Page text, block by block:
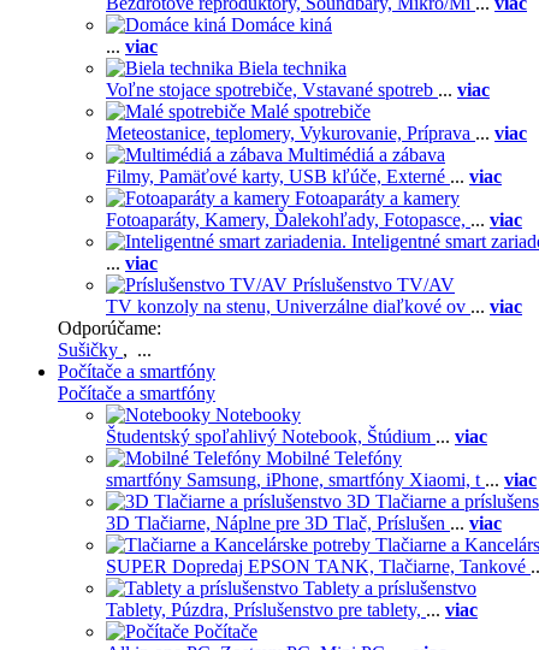
Domáce kiná
... viac
Biela technika
Voľne stojace spotrebiče, Vstavané spotreb ... viac
Malé spotrebiče
Meteostanice, teplomery, Vykurovanie, Príprava ... viac
Multimédiá a zábava
Filmy, Pamäťové karty, USB kľúče, Externé ... viac
Fotoaparáty a kamery
Fotoaparáty, Kamery, Ďalekohľady, Fotopasce, ... viac
Inteligentné smart
... viac
Príslušenstvo TV/AV
TV konzoly na stenu, Univerzálne diaľkové ov ... viac
Odporúčame:
Sušičky , ...
Počítače a smartfóny
Počítače a smartfóny
Notebooky
Študentský spoľahlivý Notebook, Štúdium ... viac
Mobilné Telefóny
smartfóny Samsung, iPhone, smartfóny Xiaomi, t ... viac
3D Tlačiarne a
3D Tlačiarne, Náplne pre 3D Tlač, Príslušen ... viac
Tlačiarne a
SUPER Dopredaj EPSON TANK, Tlačiarne, Tankové
Tablety a príslušenstvo
Tablety, Púzdra, Príslušenstvo pre tablety, ... viac
Počítače